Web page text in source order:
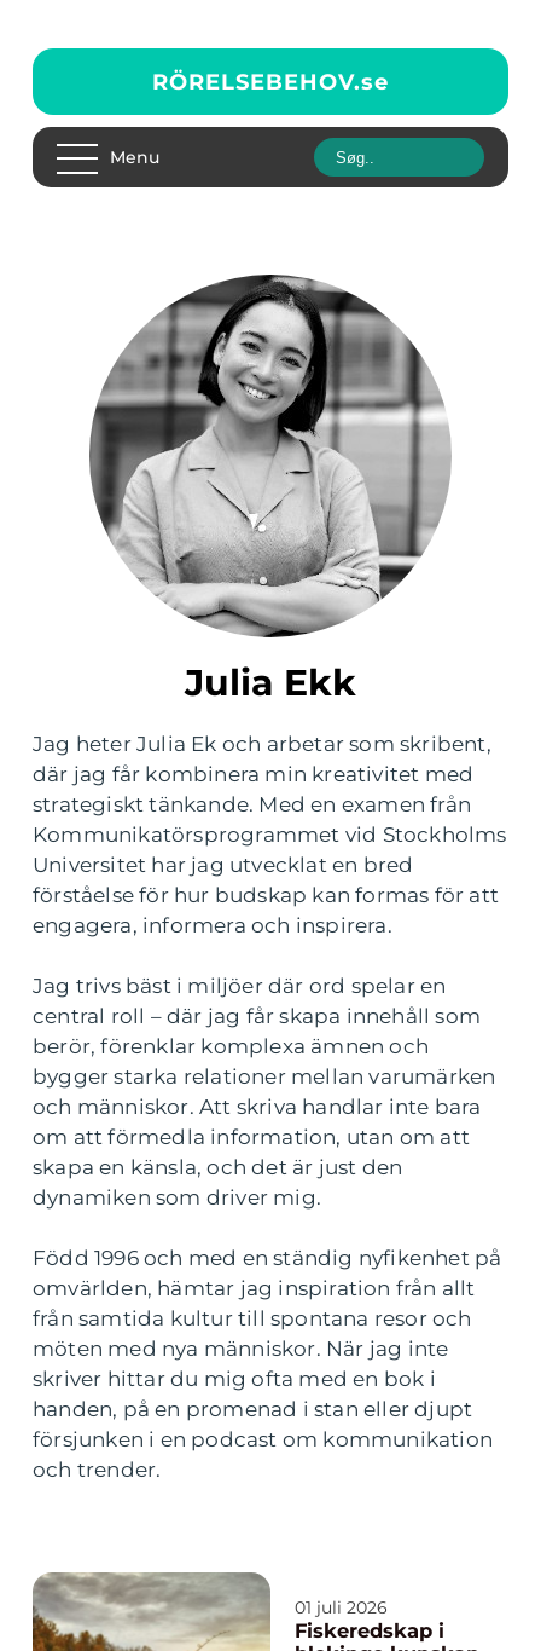
RÖRELSEBEHOV.se
Menu
Julia Ekk
Jag heter Julia Ek och arbetar som skribent,
där jag får kombinera min kreativitet med
strategiskt tänkande. Med en examen från
Kommunikatörsprogrammet vid Stockholms
Universitet har jag utvecklat en bred
förståelse för hur budskap kan formas för att
engagera, informera och inspirera.
Jag trivs bäst i miljöer där ord spelar en
central roll – där jag får skapa innehåll som
berör, förenklar komplexa ämnen och
bygger starka relationer mellan varumärken
och människor. Att skriva handlar inte bara
om att förmedla information, utan om att
skapa en känsla, och det är just den
dynamiken som driver mig.
Född 1996 och med en ständig nyfikenhet på
omvärlden, hämtar jag inspiration från allt
från samtida kultur till spontana resor och
möten med nya människor. När jag inte
skriver hittar du mig ofta med en bok i
handen, på en promenad i stan eller djupt
försjunken i en podcast om kommunikation
och trender.
01 juli 2026
Fiskeredskap i